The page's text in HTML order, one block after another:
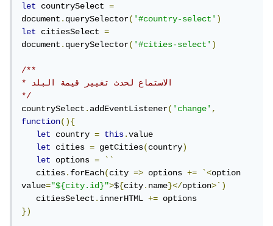
let countrySelect =
document.querySelector('#country-select')
let
citiesSelect =
document.querySelector('#cities-select')
/**
* الاستماع لحدث تغيير قيمة البلد
*/
countrySelect.addEventListener('change',
function(){
let
country = this.value
let
cities = getCities(country)
let
options =
``
   cities
.forEach(city => options += `<option
value="${city.id}">${city.name}</option>`)
   citiesSelect
.innerHTML +=
})